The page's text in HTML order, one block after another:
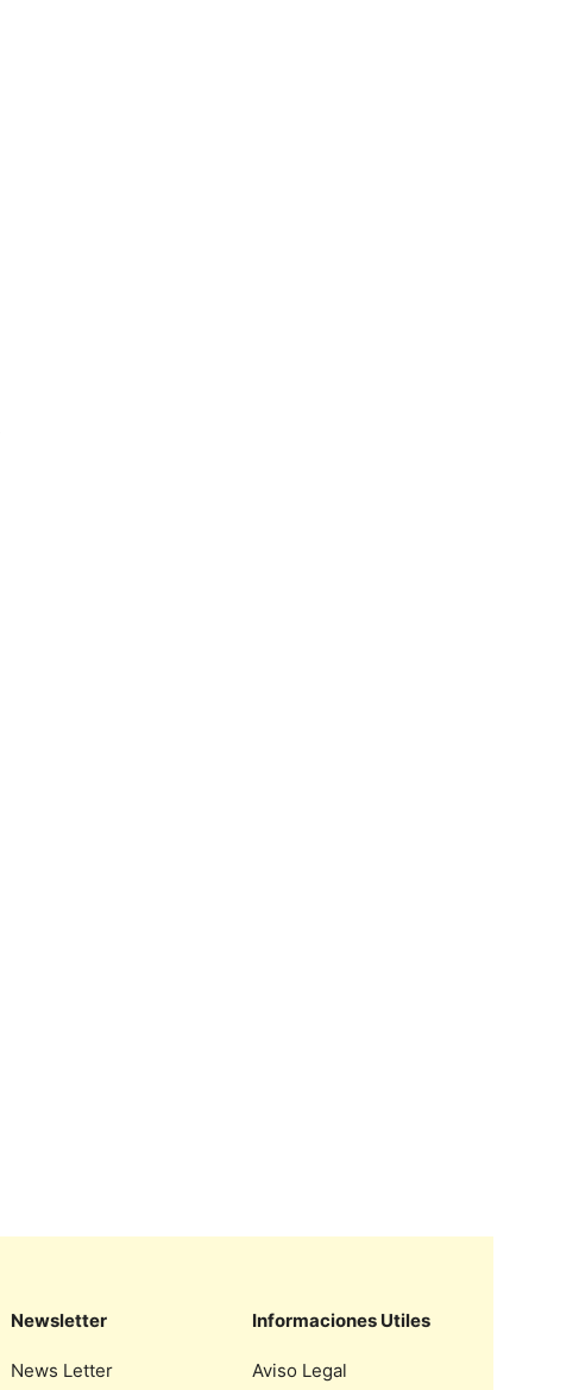
Newsletter
News Letter
Informaciones Utiles
Aviso Legal